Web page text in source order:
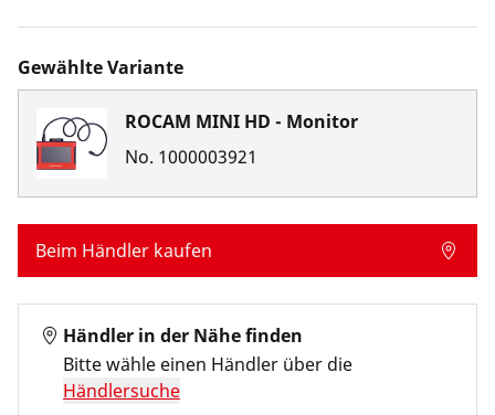
Gewählte Variante
ROCAM MINI HD - Monitor
No. 1000003921
Beim Händler kaufen
Händler in der Nähe finden
Bitte wähle einen Händler über die
Händlersuche